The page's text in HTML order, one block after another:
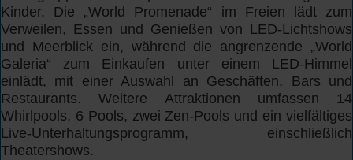
Kinder. Die „World Promenade“ im Freien lädt zum
Verweilen, Essen und Genießen von LED-Lichtshows
und Meerblick ein, während die angrenzende „World
Galeria“ zum Einkaufen unter einem LED-Himmel
einlädt, mit einer Auswahl an Geschäften, Bars und
Restaurants. Weitere Attraktionen umfassen 14
Whirlpools, 6 Pools, zwei Zen-Pools und ein vielfältiges
Live-Unterhaltungsprogramm, einschließlich
Theatershows.